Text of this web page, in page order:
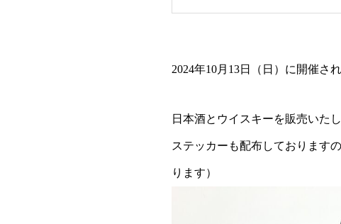
2024年10月13日（日）に開催さ
日本酒とウイスキーを販売いたし
ステッカーも配布しております
ります）